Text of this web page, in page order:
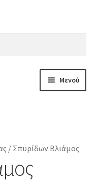
Μενού
/ Σπυρίδων Βλιάμος